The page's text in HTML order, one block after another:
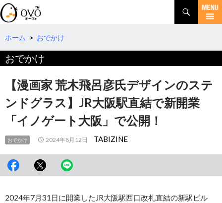
検
索
コ
テ
ツ
へ
ホーム > おでかけ
おでかけ
【漫画家 荒木飛呂彦氏デザインのステ
ンドグラス】JR大阪駅直結で新開業
「イノゲート大阪」で公開！
おでかけ 2024年8月12日 TABIZINE
2024年7月31日に開業したJR大阪駅西口改札直結の新駅ビル